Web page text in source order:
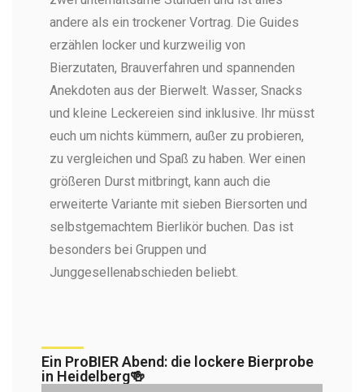
andere als ein trockener Vortrag. Die Guides
erzählen locker und kurzweilig von
Bierzutaten, Brauverfahren und spannenden
Anekdoten aus der Bierwelt. Wasser, Snacks
und kleine Leckereien sind inklusive. Ihr müsst
euch um nichts kümmern, außer zu probieren,
zu vergleichen und Spaß zu haben. Wer einen
größeren Durst mitbringt, kann auch die
erweiterte Variante mit sieben Biersorten und
selbstgemachtem Bierlikör buchen. Das ist
besonders bei Gruppen und
Junggesellenabschieden beliebt.
Ein ProBIER Abend: die lockere Bierprobe
in Heidelberg🍻